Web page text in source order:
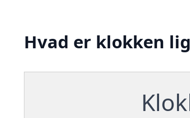
Hvad er klokken